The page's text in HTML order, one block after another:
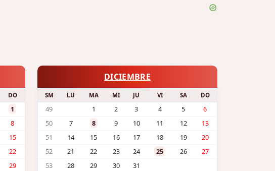
DO
1
8
15
22
29
DICIEMBRE
SM LU MA MI JU VI SA DO
49 1 2 3 4 5
6
50
7 8 9 10 11 12
13
51
14 15 16 17 18 19
20
52
21 22 23 24 25 26
27
53
28 29 30 31